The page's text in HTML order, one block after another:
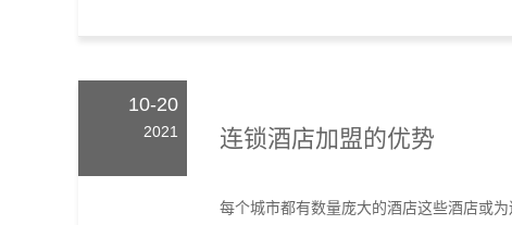
10-20
2021 连锁酒店加盟的优势
每个城市都有数量庞大的酒店这些酒店或